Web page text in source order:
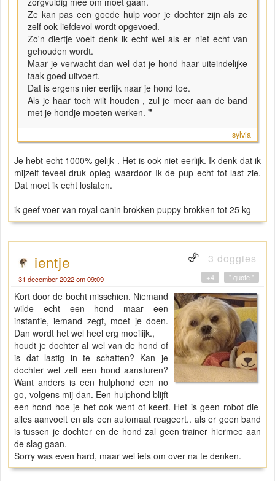
Ze kan pas een goede hulp voor je dochter zijn als ze
zelf ook liefdevol wordt opgevoed.
Zo'n diertje voelt denk ik echt wel als er niet echt van
gehouden wordt.
Maar je verwacht dan wel dat je hond haar uiteindelijke
taak goed uitvoert.
Dat is ergens nier eerlijk naar je hond toe.
Als je haar toch wilt houden , zul je meer aan de band
met je hondje moeten werken. "
sylvia
Je hebt echt 1000% gelijk . Het is ook niet eerlijk. Ik denk dat ik
mijzelf teveel druk opleg waardoor Ik de pup echt tot last zie.
Dat moet ik echt loslaten.
ik geef voer van royal canin brokken puppy brokken tot 25 kg
ientje 3 doggies
31 december 2022 om 09:09 " quote "
+4
Kort door de bocht misschien. Niemand
wilde echt een hond maar een
instantie, iemand zegt, moet je doen.
Dan wordt het wel heel erg moeilijk.,
houdt je dochter al wel van de hond of
is dat lastig in te schatten? Kan je
dochter wel zelf een hond aansturen?
Want anders is een hulphond een no
go, volgens mij dan. Een hulphond blijft
een hond hoe je het ook went of keert. Het is geen robot die
alles aanvoelt en als een automaat reageert.. als er geen band
is tussen je dochter en de hond zal geen trainer hiermee aan
de slag gaan.
Sorry was even hard, maar wel iets om over na te denken.